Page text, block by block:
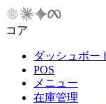
コア
ダッシュボー
POS
メニュー
在庫管理